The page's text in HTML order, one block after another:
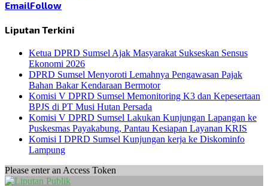
EmailFollow
Liputan Terkini
Ketua DPRD Sumsel Ajak Masyarakat Sukseskan Sensus
Ekonomi 2026
DPRD Sumsel Menyoroti Lemahnya Pengawasan Pajak
Bahan Bakar Kendaraan Bermotor
Komisi V DPRD Sumsel Memonitoring K3 dan Kepesertaan
BPJS di PT Musi Hutan Persada
Komisi V DPRD Sumsel Lakukan Kunjungan Lapangan ke
Puskesmas Payakabung, Pantau Kesiapan Layanan KRIS
Komisi I DPRD Sumsel Kunjungan kerja ke Diskominfo
Lampung
Please enter an Access Token